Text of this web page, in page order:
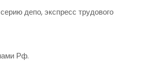
депо, экспресс трудового
Рф.